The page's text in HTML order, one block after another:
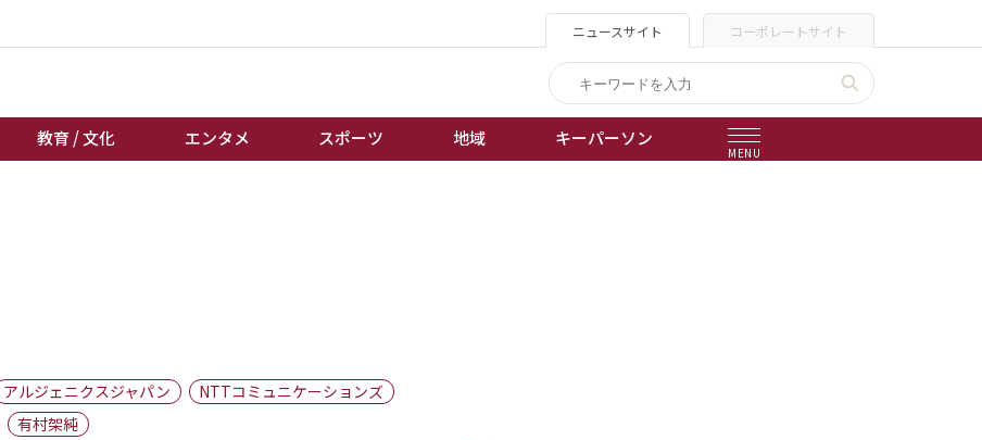
ニュースサイト コーポレートサイト
教育 / 文化 エンタメ スポーツ 地域 キーパーソン
MENU
地域
キーパーソン
棋王戦
アルジェニクスジャパン
NTTコミュニケーションズ
有村架純